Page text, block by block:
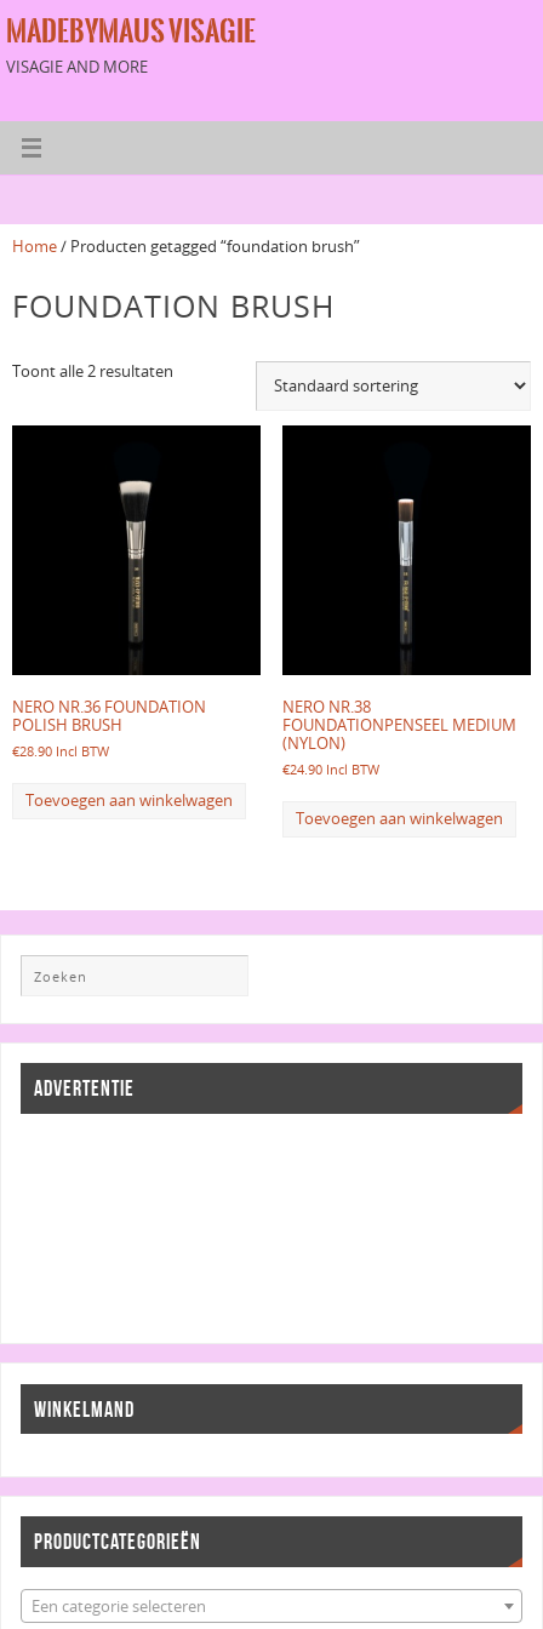
MADEBYMAUS VISAGIE
VISAGIE AND MORE
Home/ Producten getagged “foundation brush”
FOUNDATION BRUSH
Toont alle 2 resultaten
NERO NR.36 FOUNDATION
POLISH BRUSH
€28.90 Incl BTW
Toevoegen aan winkelwagen
NERO NR.38
FOUNDATIONPENSEEL MEDIUM
(NYLON)
€24.90 Incl BTW
Toevoegen aan winkelwagen
ADVERTENTIE
WINKELMAND
PRODUCTCATEGORIEËN
Een categorie selecteren